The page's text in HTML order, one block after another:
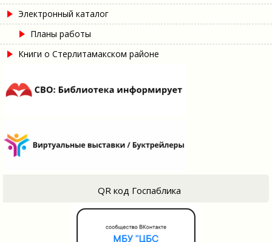
Электронный каталог
Планы работы
Книги о Стерлитамакском районе
QR код Госпаблика